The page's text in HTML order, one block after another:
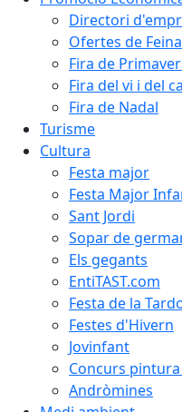
Directori
Ofertes de
Fira de
Fira del vi i del
Fira de Nadal
Turisme
Cultura
Festa major
Festa Major
Sant Jordi
Sopar de
Els gegants
EntiTAST.com
Festa de la
Festes d'Hivern
Jovinfant
Concurs
Andròmines